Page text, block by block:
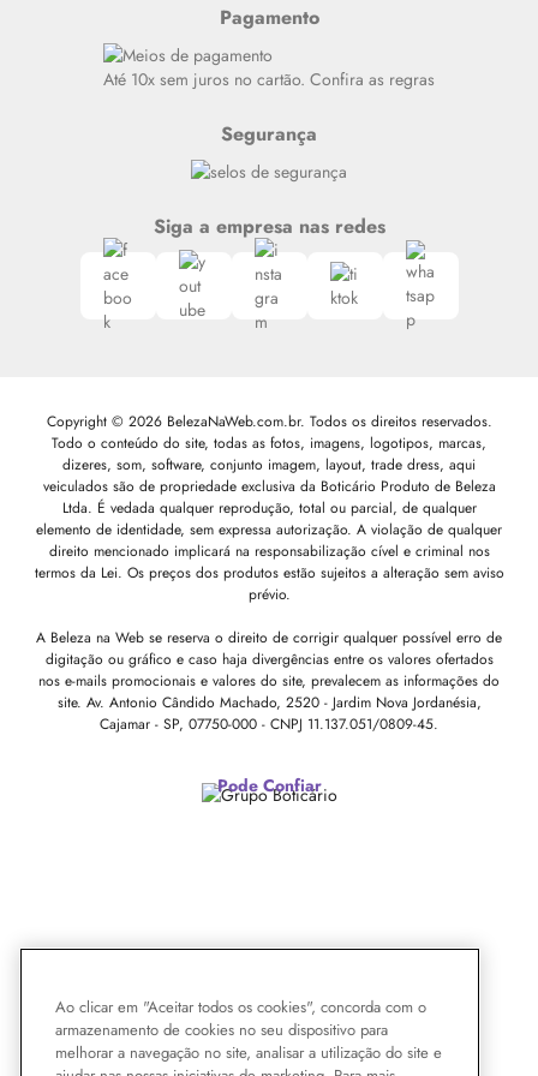
Siga nosso canal no Whatsapp
Pagamento
Até 10x sem juros no cartão. Confira as regras
Segurança
Siga a empresa nas redes
Copyright © 2026 BelezaNaWeb.com.br. Todos os direitos reservados.
Todo o conteúdo do site, todas as fotos, imagens, logotipos, marcas,
dizeres, som, software, conjunto imagem, layout, trade dress, aqui
veiculados são de propriedade exclusiva da Boticário Produto de Beleza
Ltda. É vedada qualquer reprodução, total ou parcial, de qualquer
elemento de identidade, sem expressa autorização. A violação de qualquer
direito mencionado implicará na responsabilização cível e criminal nos
termos da Lei. Os preços dos produtos estão sujeitos a alteração sem aviso
prévio.
A Beleza na Web se reserva o direito de corrigir qualquer possível erro de
digitação ou gráfico e caso haja divergências entre os valores ofertados
nos e-mails promocionais e valores do site, prevalecem as informações do
site. Av. Antonio Cândido Machado, 2520 - Jardim Nova Jordanésia,
Cajamar - SP, 07750-000 - CNPJ 11.137.051/0809-45.
Pode Confiar
Ao clicar em "Aceitar todos os cookies", concorda com o
armazenamento de cookies no seu dispositivo para
melhorar a navegação no site, analisar a utilização do site e